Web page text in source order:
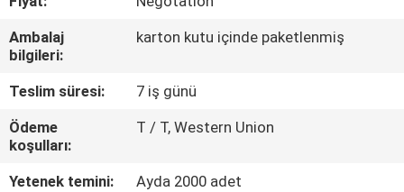
BIZE
ULAŞIN
HABERLER
DURUMLAR
Ambalaj
bilgileri:
karton kutu içinde paketlenmiş
Teslim süresi:
7 iş günü
Ödeme
koşulları:
T / T, Western Union
Yetenek temini:
Ayda 2000 adet